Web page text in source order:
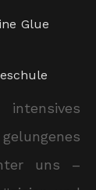
Glue
intensives
uns –